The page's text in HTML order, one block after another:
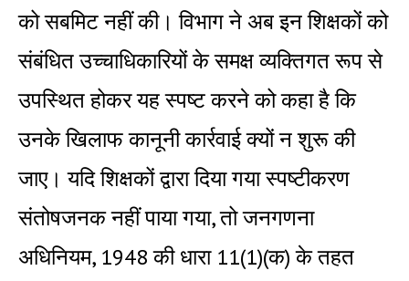
को सबमिट नहीं की। विभाग ने अब इन शिक्षकों को
संबंधित उच्चाधिकारियों के समक्ष व्यक्तिगत रूप से
उपस्थित होकर यह स्पष्ट करने को कहा है कि
उनके खिलाफ कानूनी कार्रवाई क्यों न शुरू की
जाए। यदि शिक्षकों द्वारा दिया गया स्पष्टीकरण
संतोषजनक नहीं पाया गया, तो जनगणना
अधिनियम, 1948 की धारा 11(1)(क) के तहत